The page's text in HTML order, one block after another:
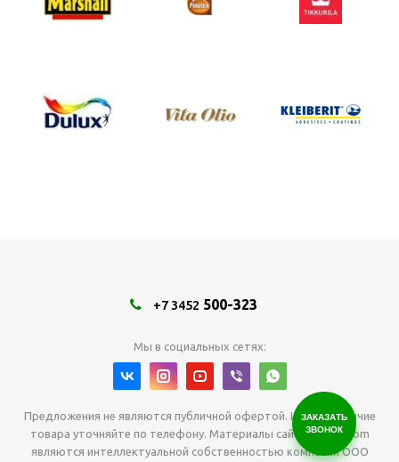
+7 3452 500-323
Мы в социальных сетях:
Предложения не являются публичной офертой. Цены и наличие
товара уточняйте по телефону. Материалы сайта tabysh.com
являются интеллектуальной собственностью компании ООО
ЗАКАЗАТЬ
ЗВОНОК